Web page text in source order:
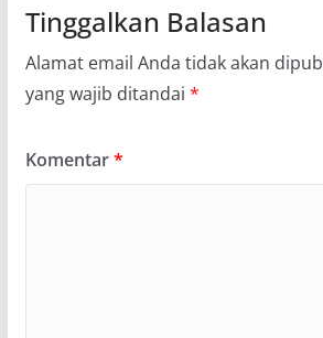
Tinggalkan Balasan
Alamat email Anda tidak akan
yang wajib ditandai *
Komentar*